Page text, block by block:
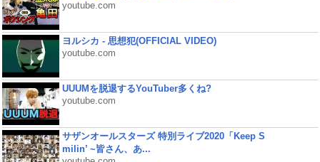
youtube.com
ヨルシカ - 思想犯(OFFICIAL VIDEO)
youtube.com
UUUMを脱退するYouTuber多くね?
youtube.com
サザンオールスターズ 特別ライブ2020「Keep S
milin’ ~皆さん、あ...